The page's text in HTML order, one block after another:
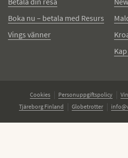
Boka nu – betala med Resurs
Vings vänner
Cookies Personuppgiftspolicy
Tjäreborg Finland
Globetrotter